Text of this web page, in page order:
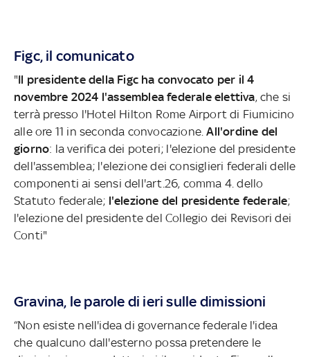
Figc, il comunicato
"Il presidente della Figc ha convocato per il 4
novembre 2024 l'assemblea federale elettiva, che si
terrà presso l'Hotel Hilton Rome Airport di Fiumicino
alle ore 11 in seconda convocazione.All'ordine del
giorno: la verifica dei poteri; l'elezione del presidente
dell'assemblea; l'elezione dei consiglieri federali delle
componenti ai sensi dell'art.26, comma 4. dello
Statuto federale; l'elezione del presidente federale;
l'elezione del presidente del Collegio dei Revisori dei
Conti"
Gravina, le parole di ieri sulle dimissioni
“Non esiste nell'idea di governance federale l'idea
che qualcuno dall'esterno possa pretendere le